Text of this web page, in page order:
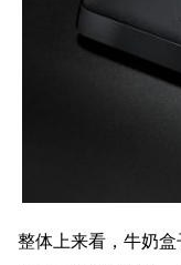
整体上来看，牛奶